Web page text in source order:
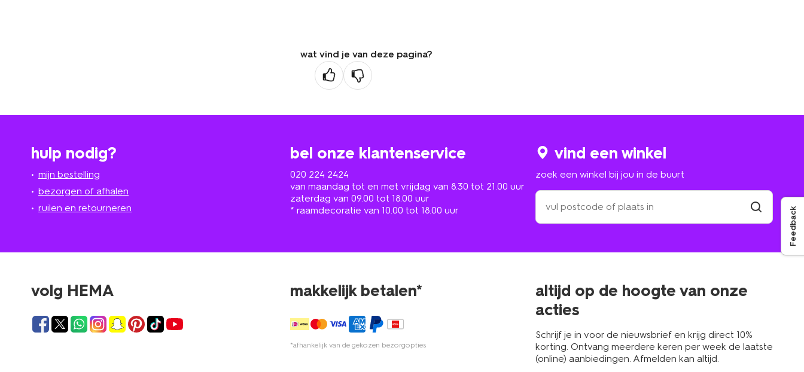
wat vind je van deze pagina?
hulp nodig?
mijn bestelling
bezorgen of afhalen
ruilen en retourneren
bel onze klantenservice
020 224 2424
van maandag tot en met vrijdag van 8.30 tot 21.00 uur
zaterdag van 09.00 tot 18.00 uur
* raamdecoratie van 10.00 tot 18.00 uur
vind een winkel
zoek een winkel bij jou in de buurt
zoek
een
winkel
in
volg HEMA makkelijk betalen*
*afhankelijk van de gekozen bezorgopties
altijd op de hoogte van onze
acties
Schrijf je in voor de nieuwsbrief en krijg direct 10%
korting. Ontvang meerdere keren per week de laatste
(online) aanbiedingen. Afmelden kan altijd.
Feedback